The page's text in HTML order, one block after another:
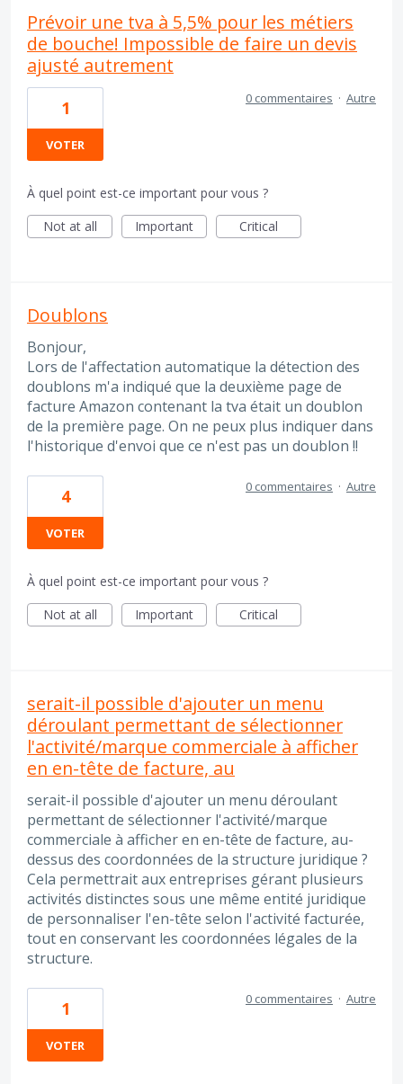
Prévoir une tva à 5,5% pour les métiers
de bouche! Impossible de faire un devis
ajusté autrement
1
VOTER
0 commentaires · Autre
À quel point est-ce important pour vous ?
Not at all
Important Critical
Doublons
Bonjour,
Lors de l'affectation automatique la détection des
doublons m'a indiqué que la deuxième page de
facture Amazon contenant la tva était un doublon
de la première page. On ne peux plus indiquer dans
l'historique d'envoi que ce n'est pas un doublon !!
4
VOTER
0 commentaires · Autre
À quel point est-ce important pour vous ?
Not at all
Important Critical
serait-il possible d'ajouter un menu
déroulant permettant de sélectionner
l'activité/marque commerciale à afficher
en en-tête de facture, au
serait-il possible d'ajouter un menu déroulant
permettant de sélectionner l'activité/marque
commerciale à afficher en en-tête de facture, au-
dessus des coordonnées de la structure juridique ?
Cela permettrait aux entreprises gérant plusieurs
activités distinctes sous une même entité juridique
de personnaliser l'en-tête selon l'activité facturée,
tout en conservant les coordonnées légales de la
structure.
1
VOTER
0 commentaires · Autre